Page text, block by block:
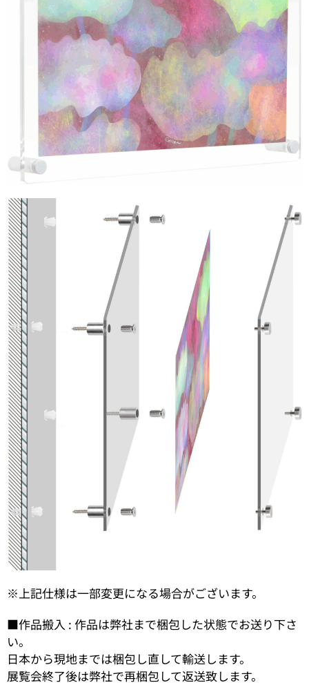
※上記仕様は一部変更になる場合がございます。
■作品搬入 : 作品は弊社まで梱包した状態でお送り下さ
い。
日本から現地までは梱包し直して輸送します。
展覧会終了後は弊社で再梱包して返送致します。